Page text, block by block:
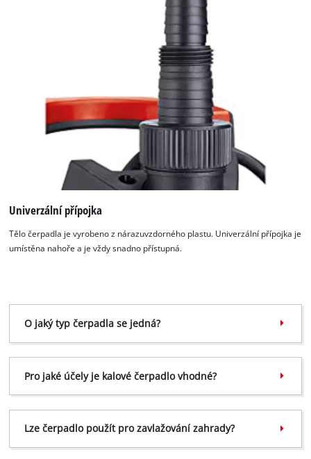
K načtení služby Google Maps
potřebujeme váš souhlas!
This content is not permitted to load due
to trackers that are not disclosed to the
the site with their CMP to add this content
Powered byUsercentrics Consent
Univerzální přípojka
Tělo čerpadla je vyrobeno z nárazuvzdorného plastu. Univerzální přípojka je
umístěna nahoře a je vždy snadno přístupná.
O jaký typ čerpadla se jedná?
Pro jaké účely je kalové čerpadlo vhodné?
Lze čerpadlo použít pro zavlažování zahrady?